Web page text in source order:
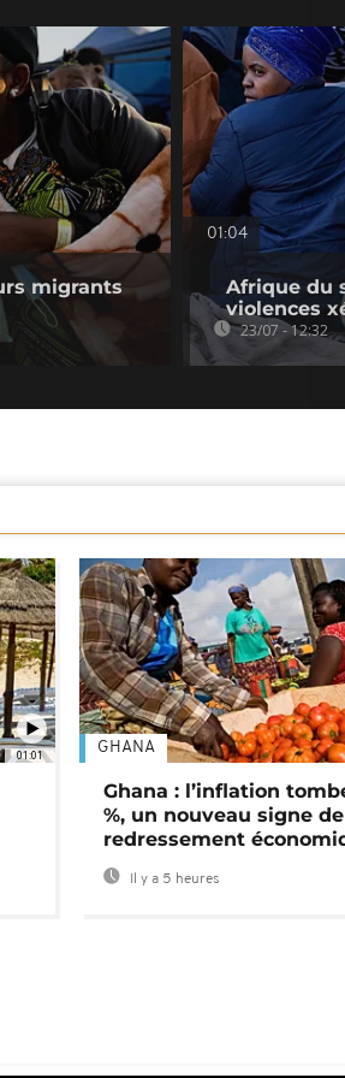
migrants
01:04
Afrique du
violences
23/07 - 12:32
01:01 GHANA
Ghana : l’inflation
%, un nouveau signe de
redressement
Il y a 5 heures